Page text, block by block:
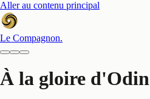
Aller au contenu principal
Le Compagnon.
À la gloire d'Odin